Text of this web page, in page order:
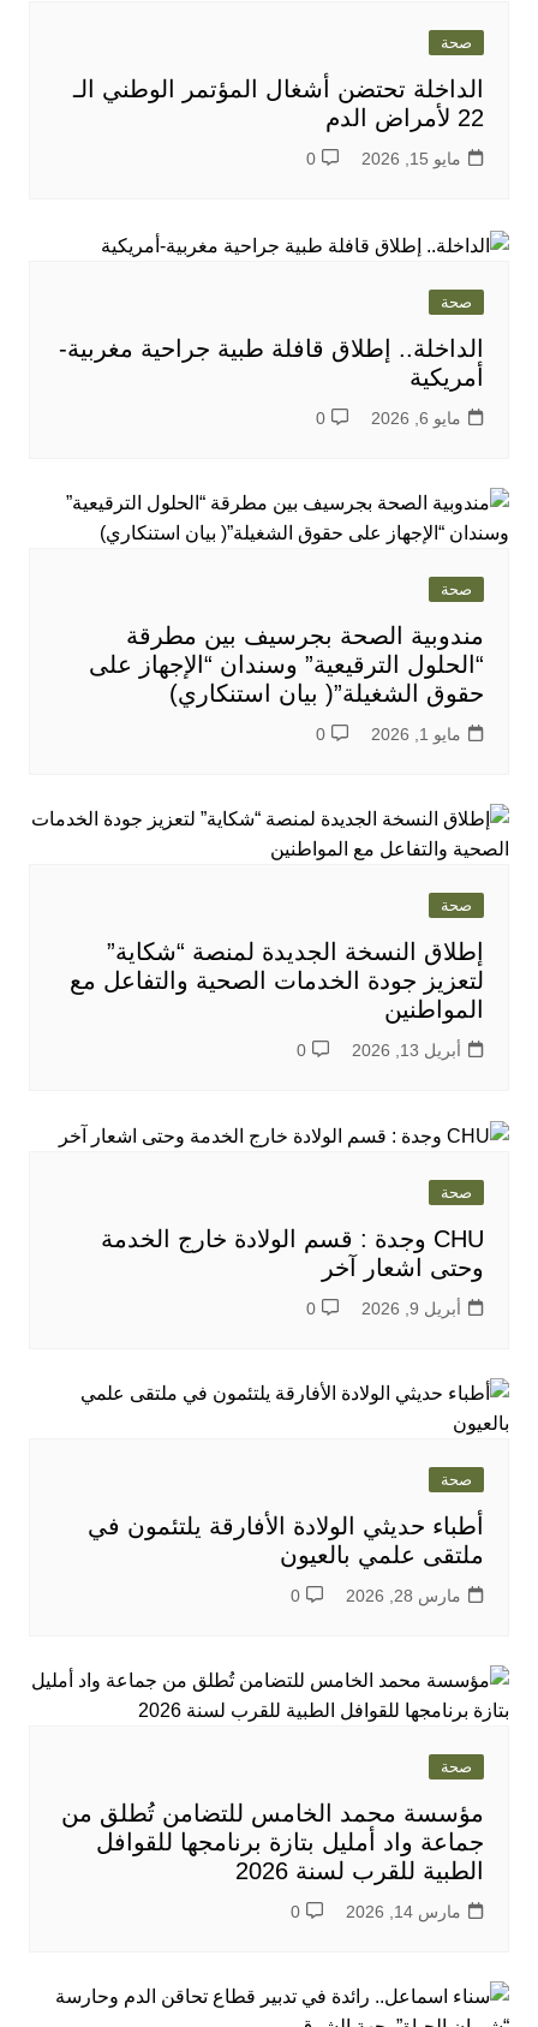
صحة
الداخلة تحتضن أشغال المؤتمر الوطني الـ
22 لأمراض الدم
مايو 15, 2026 0
صحة
الداخلة.. إطلاق قافلة طبية جراحية مغربية-
أمريكية
مايو 6, 2026 0
صحة
مندوبية الصحة بجرسيف بين مطرقة
“الحلول الترقيعية” وسندان “الإجهاز على
حقوق الشغيلة”( بيان استنكاري)
مايو 1, 2026 0
صحة
إطلاق النسخة الجديدة لمنصة “شكاية”
لتعزيز جودة الخدمات الصحية والتفاعل مع
المواطنين
أبريل 13, 2026 0
صحة
CHU وجدة : قسم الولادة خارج الخدمة
وحتى اشعار آخر
أبريل 9, 2026 0
صحة
أطباء حديثي الولادة الأفارقة يلتئمون في
ملتقى علمي بالعيون
مارس 28, 2026 0
صحة
مؤسسة محمد الخامس للتضامن تُطلق من
جماعة واد أمليل بتازة برنامجها للقوافل
الطبية للقرب لسنة 2026
مارس 14, 2026 0